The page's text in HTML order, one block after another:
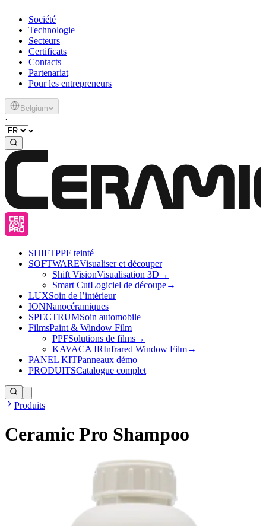
Société
Technologie
Secteurs
Certificats
Contacts
Partenariat
Pour les entrepreneurs
Belgium
·
SHIFTPPF teinté
SOFTWAREVisualiser et découper
Shift VisionVisualisation 3D →
Smart CutLogiciel de découpe→
LUXSoin de l’intérieur
IONNanocéramiques
SPECTRUMSoin automobile
FilmsPaint & Window Film
PPFSolutions de films→
KAVACA IRInfrared Window Film→
PANEL KITPanneaux démo
PRODUITSCatalogue complet
Produits
Ceramic Pro Shampoo